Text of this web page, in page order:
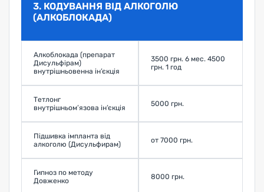
3. КОДУВАННЯ ВІД АЛКОГОЛЮ
(АЛКОБЛОКАДА)
Алкоблокада (препарат
Дисульфірам)
внутрішньовенна ін’єкція
3500 грн. 6 мес. 4500
грн. 1 год
Тетлонг
внутрішньом’язова ін’єкція
5000 грн.
Підшивка імпланта від
алкоголю (Дисульфирам)
от 7000 грн.
Гипноз по методу
Довженко
8000 грн.